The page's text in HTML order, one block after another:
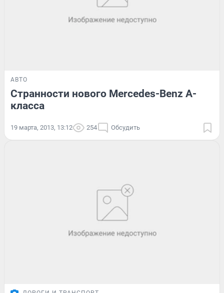
АВТО
Странности нового Mercedes-Benz А-
класса
19 марта, 2013, 13:12 254 Обсудить